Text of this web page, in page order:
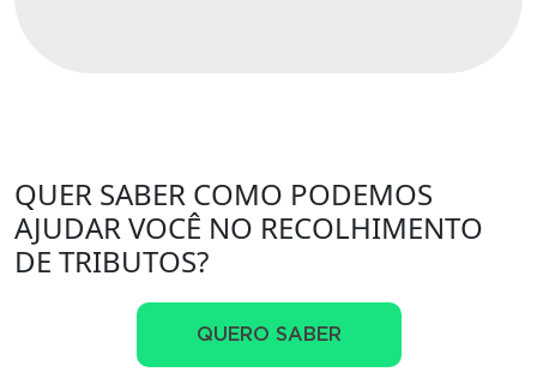
QUER SABER COMO PODEMOS
AJUDAR VOCÊ NO RECOLHIMENTO
DE TRIBUTOS?
QUERO SABER